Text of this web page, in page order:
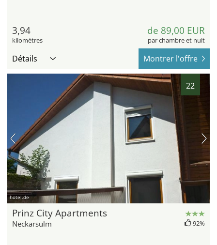
3,94
kilomètres
de 89,00 EUR
par chambre et nuit
Détails Montrer l'offre
22
hotel.de
Prinz City Apartments
Neckarsulm 92%